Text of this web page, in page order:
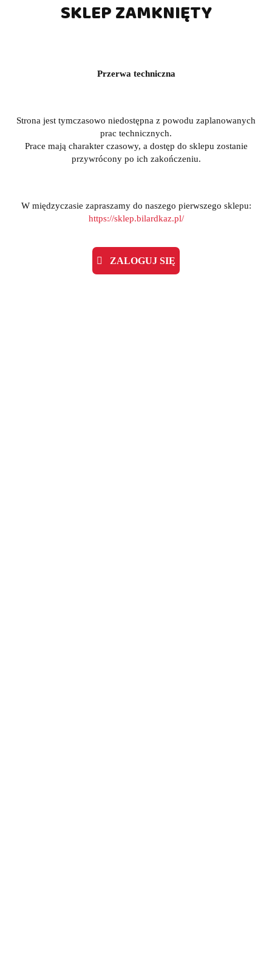
SKLEP ZAMKNIĘTY
Przerwa techniczna
Strona jest tymczasowo niedostępna z powodu zaplanowanych
prac technicznych.
Prace mają charakter czasowy, a dostęp do sklepu zostanie
przywrócony po ich zakończeniu.
W międzyczasie zapraszamy do naszego pierwszego sklepu:
https://sklep.bilardkaz.pl/
ZALOGUJ SIĘ